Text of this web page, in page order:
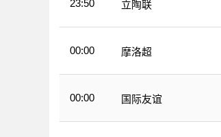
23:50 立陶联
00:00 摩洛超
00:00 国际友谊